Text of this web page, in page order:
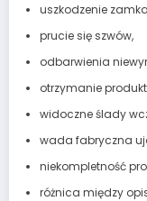
uszkodzenie
prucie się szwów,
odbarwienia
otrzymanie
widoczne ślady
wada fabryczna
niekompletność
różnica między